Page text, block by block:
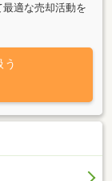
適な売却活動を
情を細かくお聞